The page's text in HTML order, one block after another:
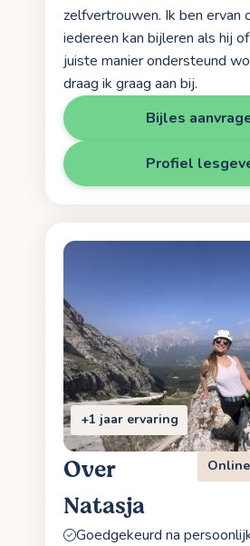
zelfvertrouwen. Ik ben ervan
iedereen kan bijleren als hij
juiste manier ondersteund
draag ik graag aan bij.
Bijles
Profiel
+1 jaar ervaring
Over
Natasja
Online
Goedgekeurd na